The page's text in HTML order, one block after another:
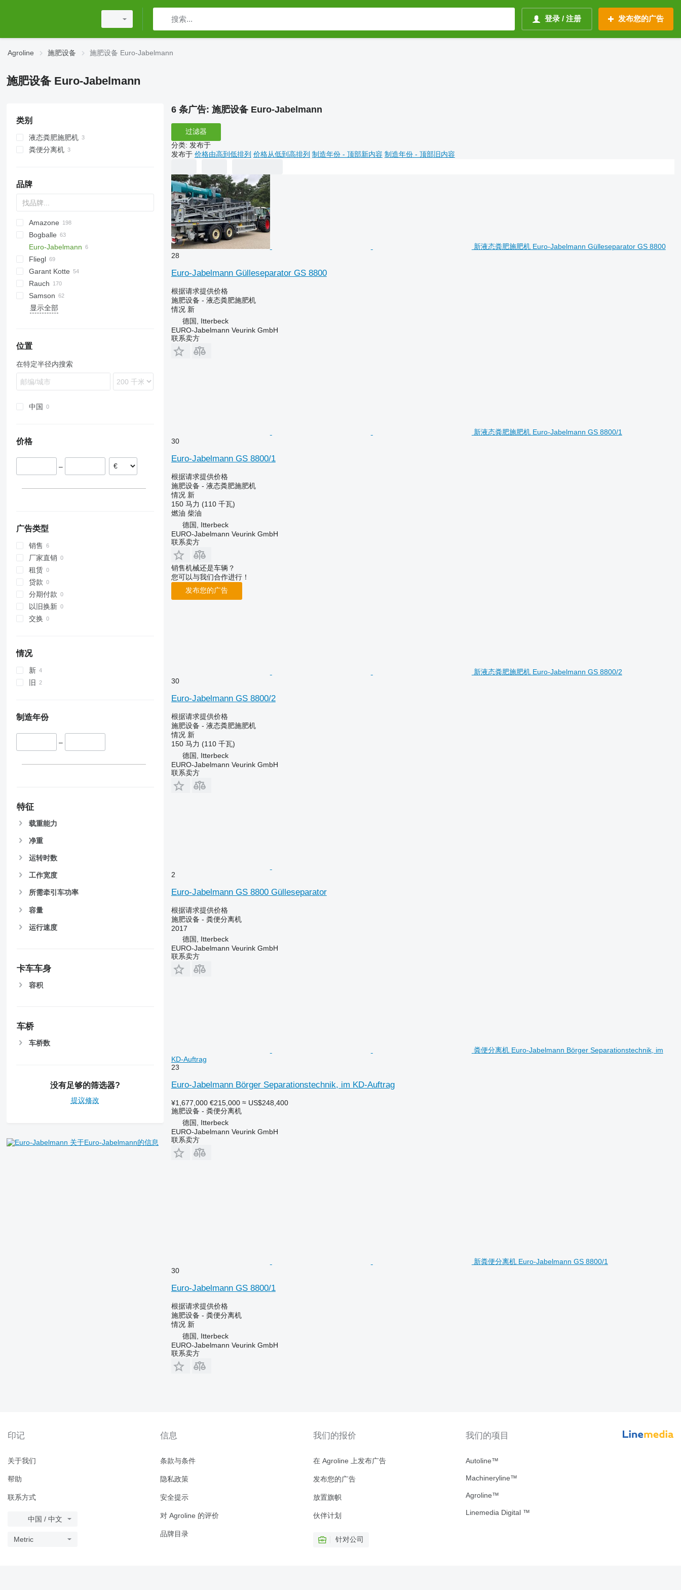
登录 / 注册 发布您的广告
Agroline 施肥设备 施肥设备 Euro-Jabelmann
施肥设备 Euro-Jabelmann
类别
液态粪肥施肥机
粪便分离机
品牌
Exacta
XPL
Amazone
Catros
D-series
ZA-E
ZA-F
ZA-M
ZA-TS
ZA-U
HTS
TSW
ELYTE
Bogballe
L-series
M-series
600
3000
5000
E
B-series
K-series
EV
Terra Gator
Xerion
ANP
CGSA
Alltrac
Liquiliser
Twister
Euro-Jabelmann
FORTIS
Ideal
500-series
Fliegl
ASW
SDS
VFW
HTS
T series
Garant Kotte
FA
Mega
TV
Terra
Tiger
Euroliner
Komfort
Modulo
Wing Jet
Axis
Accord
Exacta
NG
Centerliner
1000
PN
PW
Lift-o-matic
NS
OL
TCI
T507
T544
Upr
FD
N262
Rauch
AGT
Alpha
Komet
MDS
TWS
ZS
Samson
CM
SP
TE
TG
SBS
Magnon
DPX
DS
TG
KL
MX
PS
T-series
Hydro Trike
VT
Rapid
Junior
P-series
K-series
显示全部
位置
在特定半径内搜索
中国
价格
–
广告类型
销售
厂家直销
租赁
贷款
分期付款
以旧换新
交换
情况
新
旧
制造年份
–
特征
载重能力
净重
运转时数
工作宽度
所需牵引车功率
容量
运行速度
卡车车身
容积
车桥
车桥数
没有足够的筛选器?
提议修改
关于Euro-Jabelmann的信息
6 条广告: 施肥设备 Euro-Jabelmann
过滤器
分类: 发布于
发布于 价格由高到低排列 价格从低到高排列 制造年份 - 顶部新内容 制造年份 - 顶部旧内容
新液态粪肥施肥机 Euro-Jabelmann Gülleseparator GS 8800
28
Euro-Jabelmann Gülleseparator GS 8800
根据请求提供价格
施肥设备 - 液态粪肥施肥机
情况新
德国, Itterbeck
EURO-Jabelmann Veurink GmbH
联系卖方
新液态粪肥施肥机 Euro-Jabelmann GS 8800/1
30
Euro-Jabelmann GS 8800/1
根据请求提供价格
施肥设备 - 液态粪肥施肥机
情况新
150 马力 (110 千瓦)
燃油 柴油
德国, Itterbeck
EURO-Jabelmann Veurink GmbH
联系卖方
销售机械还是车辆？
您可以与我们合作进行！
发布您的广告
新液态粪肥施肥机 Euro-Jabelmann GS 8800/2
30
Euro-Jabelmann GS 8800/2
根据请求提供价格
施肥设备 - 液态粪肥施肥机
情况新
150 马力 (110 千瓦)
德国, Itterbeck
EURO-Jabelmann Veurink GmbH
联系卖方
2
Euro-Jabelmann GS 8800 Gülleseparator
根据请求提供价格
施肥设备 - 粪便分离机
2017
德国, Itterbeck
EURO-Jabelmann Veurink GmbH
联系卖方
粪便分离机 Euro-Jabelmann Börger Separationstechnik, im
KD-Auftrag
23
Euro-Jabelmann Börger Separationstechnik, im KD-Auftrag
¥1,677,000 €215,000 ≈ US$248,400
施肥设备 - 粪便分离机
德国, Itterbeck
EURO-Jabelmann Veurink GmbH
联系卖方
新粪便分离机 Euro-Jabelmann GS 8800/1
30
Euro-Jabelmann GS 8800/1
根据请求提供价格
施肥设备 - 粪便分离机
情况新
德国, Itterbeck
EURO-Jabelmann Veurink GmbH
联系卖方
印记
关于我们
帮助
联系方式
中国 / 中文
Metric
信息
条款与条件
隐私政策
安全提示
对 Agroline 的评价
品牌目录
我们的报价
在 Agroline 上发布广告
发布您的广告
放置旗帜
伙伴计划
针对公司
我们的项目
Autoline™
Machineryline™
Agroline™
Linemedia Digital ™